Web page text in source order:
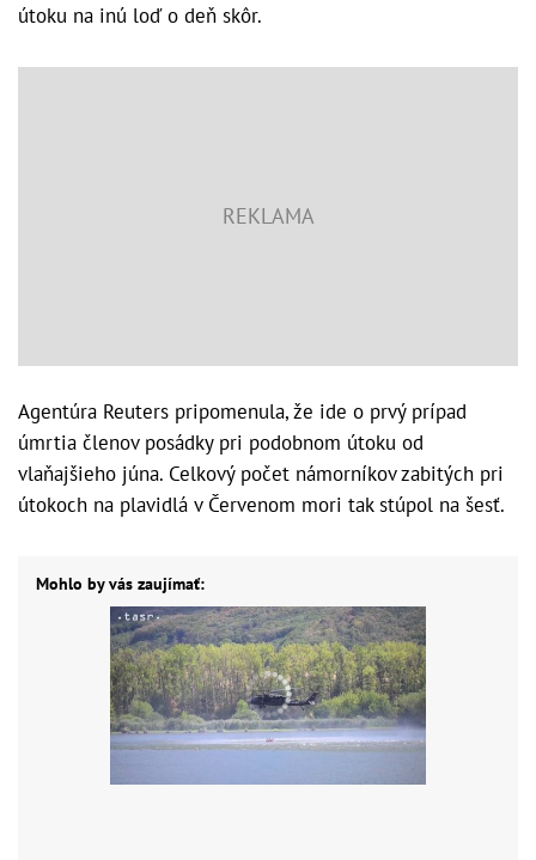
útoku na inú loď o deň skôr.
Agentúra Reuters pripomenula, že ide o prvý prípad
úmrtia členov posádky pri podobnom útoku od
vlaňajšieho júna. Celkový počet námorníkov zabitých pri
útokoch na plavidlá v Červenom mori tak stúpol na šesť.
Mohlo by vás zaujímať: